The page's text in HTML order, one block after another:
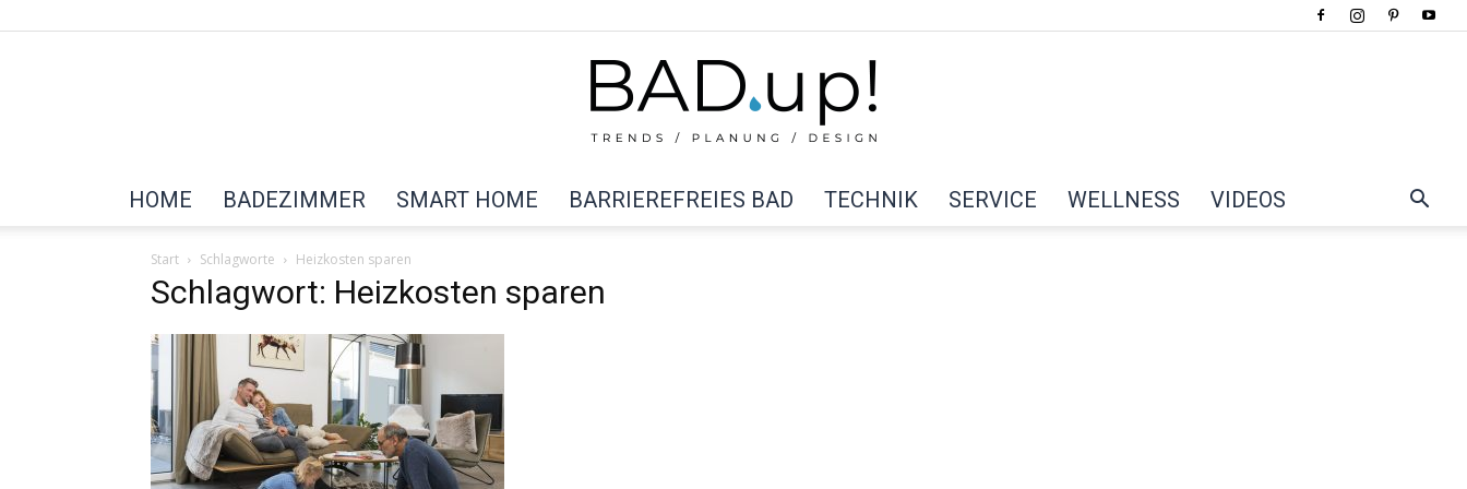
HOME BADEZIMMER SMART HOME BARRIEREFREIES BAD TECHNIK SERVICE WELLNESS VIDEOS
Start Schlagworte Heizkosten sparen
Schlagwort: Heizkosten sparen